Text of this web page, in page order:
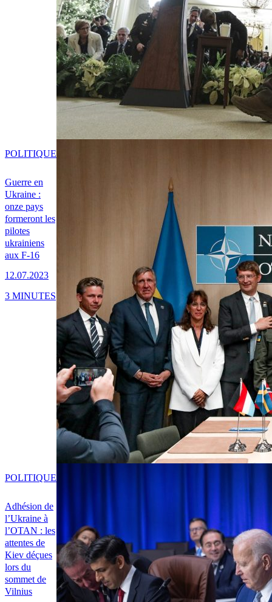
Guerre en
Ukraine :
onze pays
formeront les
pilotes
ukrainiens
aux F-16
12.07.2023
POLITIQUE
3 MINUTES
Adhésion de
l’Ukraine à
l’OTAN : les
attentes de
Kiev déçues
lors du
sommet de
Vilnius
POLITIQUE